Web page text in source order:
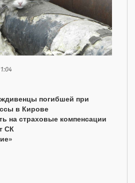
погибшей при
в Кирове
на страховые компенсации
СК